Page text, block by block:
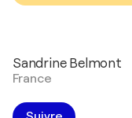
Sandrine Belmont
France